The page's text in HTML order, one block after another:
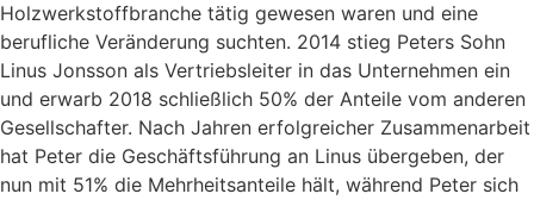
Holzwerkstoffbranche tätig gewesen waren und eine
berufliche Veränderung suchten. 2014 stieg Peters Sohn
Linus Jonsson als Vertriebsleiter in das Unternehmen ein
und erwarb 2018 schließlich 50% der Anteile vom anderen
Gesellschafter. Nach Jahren erfolgreicher Zusammenarbeit
hat Peter die Geschäftsführung an Linus übergeben, der
nun mit 51% die Mehrheitsanteile hält, während Peter sich